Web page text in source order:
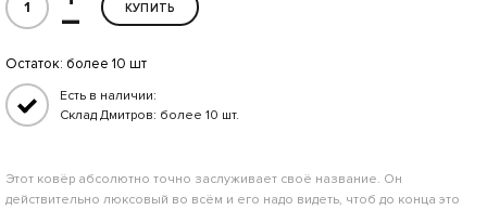
– КУПИТЬ
Остаток: более 10 шт
Есть в наличии:
Склад Дмитров: более 10 шт.
Этот ковёр абсолютно точно заслуживает своё название. Он
действительно люксовый во всём и его надо видеть, чтоб до конца это